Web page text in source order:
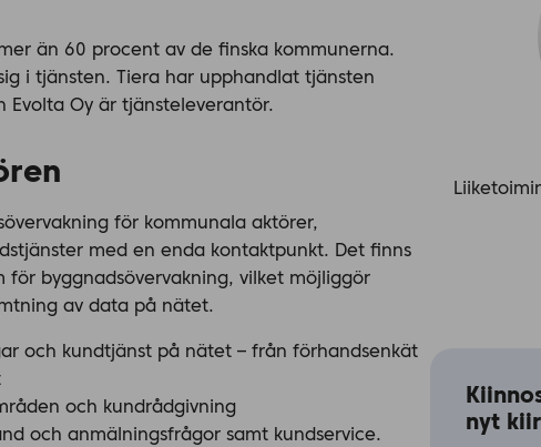
än 60 procent av de finska kommunerna.
i tjänsten. Tiera har upphandlat tjänsten
Evolta Oy är tjänsteleverantör.
för kommunala aktörer,
med en enda kontaktpunkt. Det finns
byggnadsövervakning, vilket möjliggör
av data på nätet.
och kundtjänst på nätet – från förhandsenkät
och kundrådgivning
och anmälningsfrågor samt kundservice.
nyt